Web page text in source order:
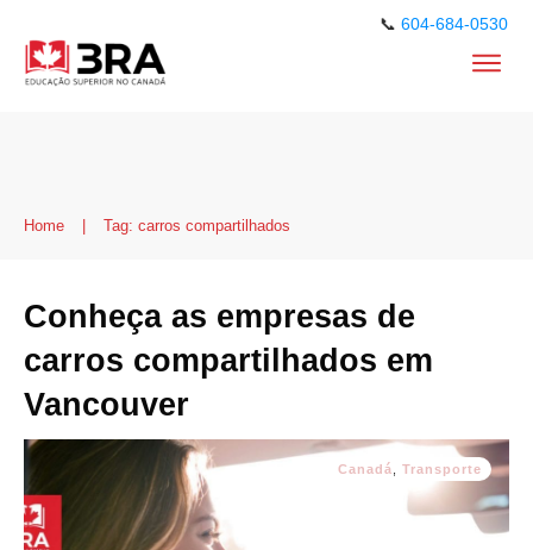
📞 604-684-0530
Home | Tag: carros compartilhados
Conheça as empresas de
carros compartilhados em
Vancouver
Canadá Transporte